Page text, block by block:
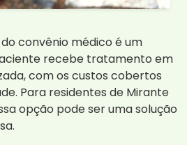
convênio médico é um
recebe tratamento em
com os custos cobertos
Para residentes de Mirante
opção pode ser uma solução